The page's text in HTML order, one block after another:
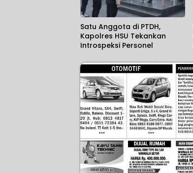
Satu Anggota di PTDH,
Kapolres HSU Tekankan
Introspeksi Personel